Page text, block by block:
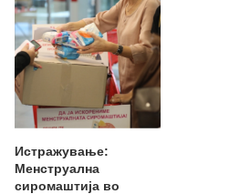
Истражување:
Менструална
сиромаштија во